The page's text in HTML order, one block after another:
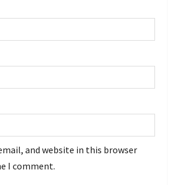
and website in this browser
I comment.